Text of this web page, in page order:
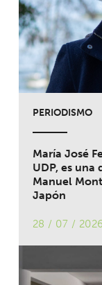
PERIODISMO
María José
UDP, es una
Manuel
Japón
28 / 07 / 2026